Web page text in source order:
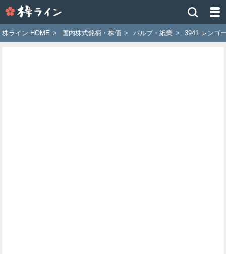
イ
ン
株ライン HOME > 国内株式銘柄・株価 > パルプ・紙業 > 3941 レンゴ